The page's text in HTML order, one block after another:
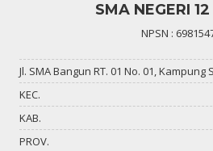
SMA NEGERI
NPSN :
Jl. SMA Bangun RT. 01 No. 01,
KEC.
KAB.
PROV.